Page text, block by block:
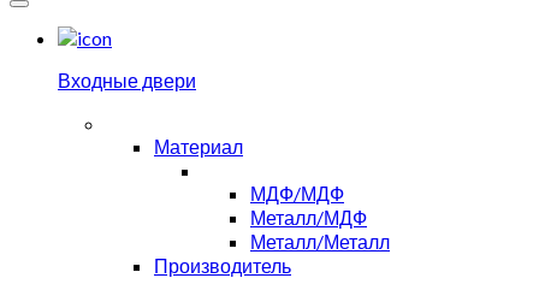
Входные двери
Материал
МДФ/МДФ
Металл/МДФ
Металл/Металл
Производитель